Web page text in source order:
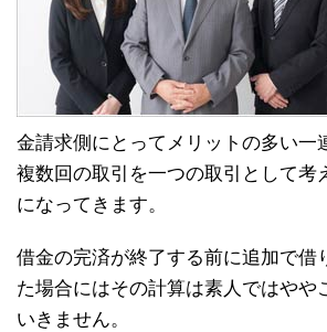
金請求側にとってメリットの多い一
複数回の取引を一つの取引として考
になってきます。
借金の完済が終了する前に追加で借
た場合にはその計算は素人ではやや
いきません。